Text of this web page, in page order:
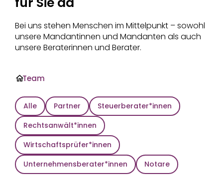
Bei uns stehen Menschen im Mittelpunkt – sowohl
unsere Mandantinnen und Mandanten als auch
unsere Beraterinnen und Berater.
·Team
Alle Partner
Steuerberater*innen
Rechtsanwält*innen
Wirtschaftsprüfer*innen
Unternehmensberater*innen
Notare